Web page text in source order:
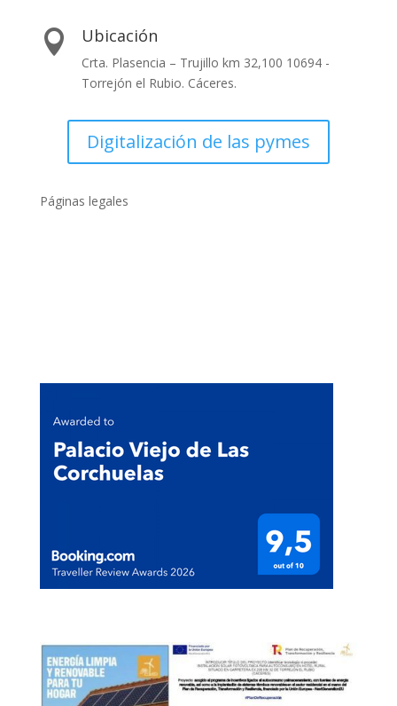
 Ubicación
Crta. Plasencia – Trujillo km 32,100 10694 -
Torrejón el Rubio. Cáceres.
Digitalización de las pymes
Páginas legales